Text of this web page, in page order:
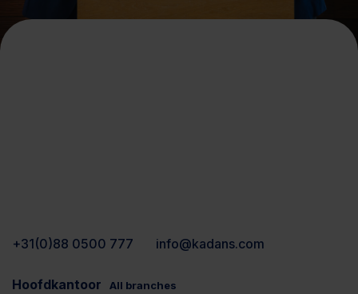
+31(0)88 0500 777 info@kadans.com
Hoofdkantoor All branches